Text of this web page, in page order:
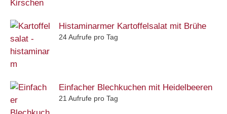
Histaminarmer Kartoffelsalat mit Brühe
24 Aufrufe pro Tag
Einfacher Blechkuchen mit Heidelbeeren
21 Aufrufe pro Tag